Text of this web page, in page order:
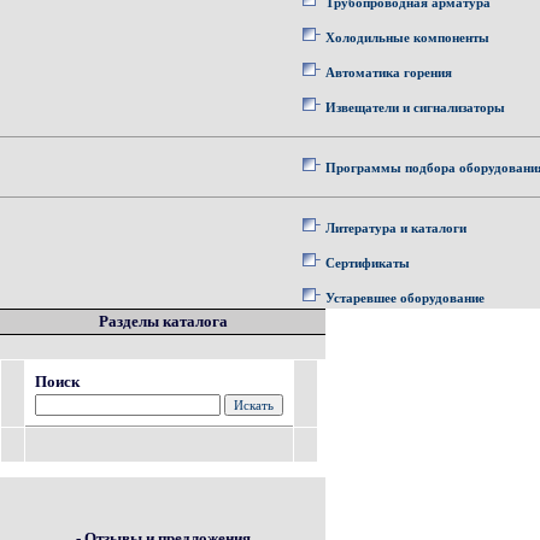
Холодильные компоненты
Автоматика горения
Извещатели и сигнализаторы
Программы подбора
Литература и каталоги
Сертификаты
Устаревшее оборудование
Разделы каталога
Поиск